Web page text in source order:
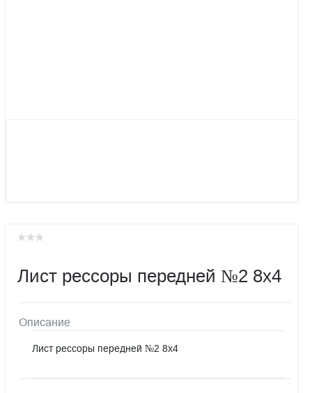
Лист рессоры передней №2 8х4
Описание
Лист рессоры передней №2 8х4